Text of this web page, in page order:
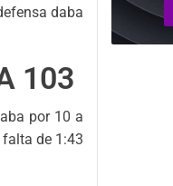
daba
103
por 10 a
de 1:43